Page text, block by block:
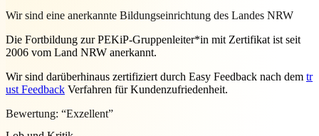
Wir sind eine anerkannte Bildungseinrichtung des Landes NRW
Die Fortbildung zur PEKiP-Gruppenleiter*in mit Zertifikat ist seit
2006 vom Land NRW anerkannt.
Wir sind darüberhinaus zertifiziert durch Easy Feedback nach dem tr
ust Feedback Verfahren für Kundenzufriedenheit.
Bewertung: “Exzellent”